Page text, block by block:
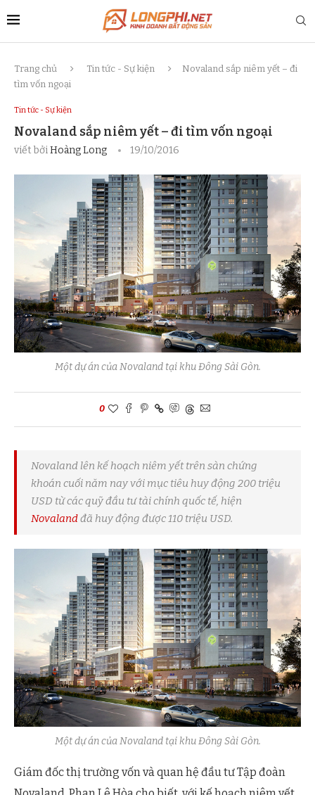
Trang chủ Tin tức - Sự kiện
Novaland sắp niêm yết – đi
tìm vốn ngoại
Tin tức - Sự kiện
Novaland sắp niêm yết – đi tìm vốn ngoại
viết bởiHoàng Long 19/10/2016
Một dự án của Novaland tại khu Đông Sài Gòn.
0
Novaland lên kế hoạch niêm yết trên sàn chứng
khoán cuối năm nay với mục tiêu huy động 200 triệu
USD từ các quỹ đầu tư tài chính quốc tế, hiện
Novalandđã huy động được 110 triệu USD.
Một dự án của Novaland tại khu Đông Sài Gòn.
Giám đốc thị trường vốn và quan hệ đầu tư Tập đoàn